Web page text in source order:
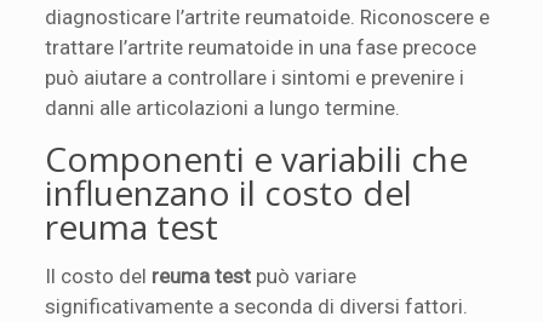
diagnosticare l’artrite reumatoide. Riconoscere e
trattare l’artrite reumatoide in una fase precoce
può aiutare a controllare i sintomi e prevenire i
danni alle articolazioni a lungo termine.
Componenti e variabili che
influenzano il costo del
reuma test
Il costo del reuma test può variare
significativamente a seconda di diversi fattori.